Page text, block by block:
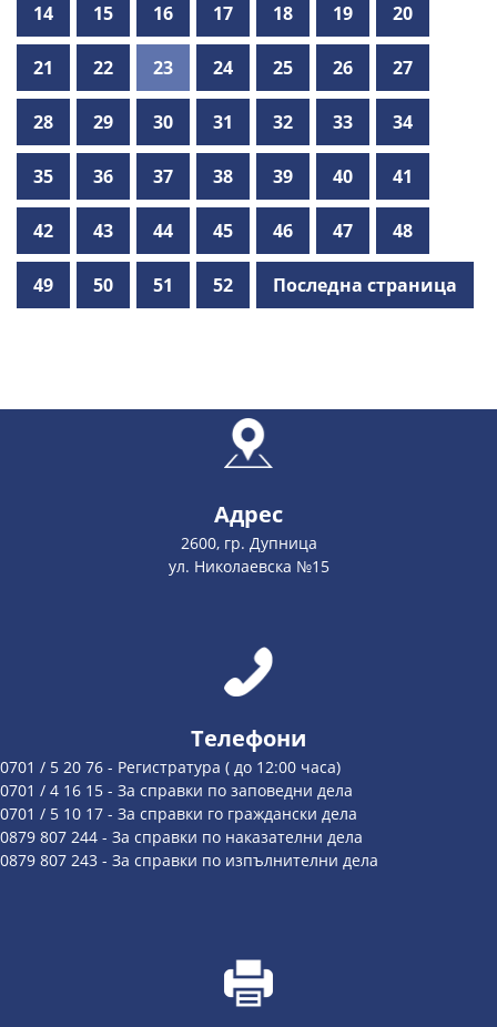
14 15 16 17 18 19 20
21 22 23 24 25 26 27
28 29 30 31 32 33 34
35 36 37 38 39 40 41
42 43 44 45 46 47 48
49 50 51 52 Последна страница
Адрес
2600, гр. Дупница
ул. Николаевска №15
Телефони
0701 / 5 20 76 - Регистратура ( до 12:00 часа)
0701 / 4 16 15 - За справки по заповедни дела
0701 / 5 10 17 - За справки го граждански дела
0879 807 244 - За справки по наказателни дела
0879 807 243 - За справки по изпълнителни дела